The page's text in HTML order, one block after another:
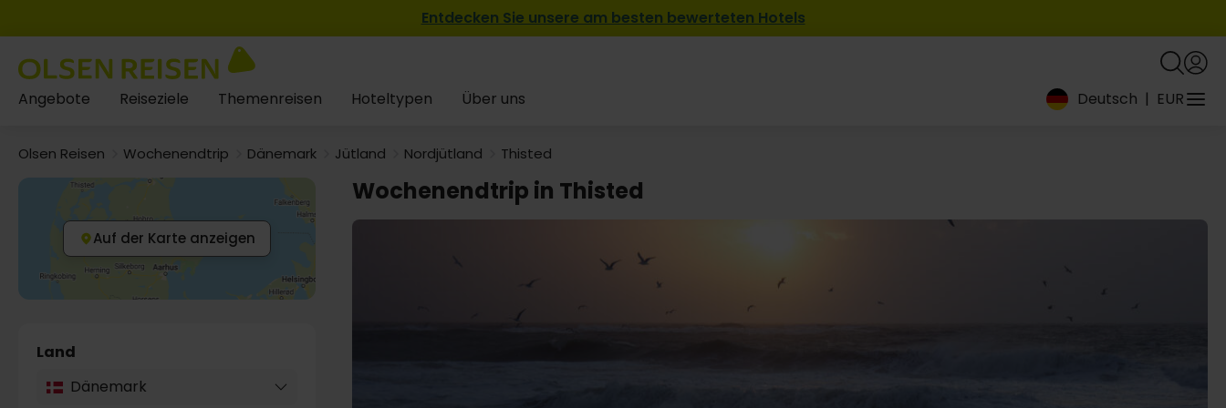
Entdecken Sie unsere am besten bewerteten Hotels
Angebote Reiseziele Themenreisen Hoteltypen Über uns Deutsch | EUR
Olsen Reisen Wochenendtrip Dänemark Jütland Nordjütland Thisted
Auf der Karte anzeigen
Land
Dänemark
Wochenendtrip in Thisted